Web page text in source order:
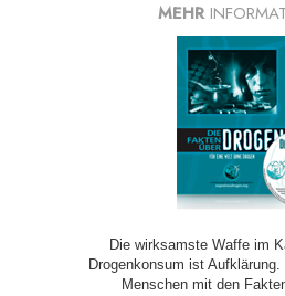
MEHR
Die wirksamste Waffe im
Drogenkonsum ist
Menschen mit den